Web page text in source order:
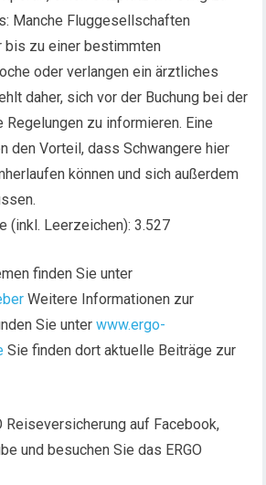
Manche Fluggesellschaften
bis zu einer bestimmten
oder verlangen ein ärztliches
daher, sich vor der Buchung bei der
zu informieren. Eine
den Vorteil, dass Schwangere hier
können und sich außerdem
(inkl. Leerzeichen): 3.527
finden Sie unter
Weitere Informationen zur
Sie unterwww.ergo-
Sie finden dort aktuelle Beiträge zur
Reiseversicherung auf Facebook,
und besuchen Sie das ERGO